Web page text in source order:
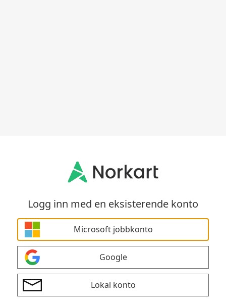
Logg inn med en eksisterende konto
Microsoft jobbkonto
Google
Lokal konto